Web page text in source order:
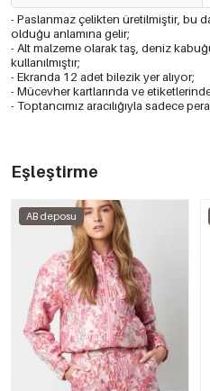
- Paslanmaz çelikten üretilmiştir, bu
olduğu anlamına gelir;
- Alt malzeme olarak taş, deniz
kullanılmıştır;
- Ekranda 12 adet bilezik yer alıyor;
- Mücevher kartlarında ve
- Toptancımız aracılığıyla sadece
Eşleştirme
AB deposu